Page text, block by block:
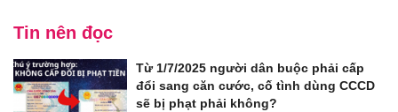
Tin nên đọc
Từ 1/7/2025 người dân buộc phải cấp
đổi sang căn cước, cố tình dùng CCCD
sẽ bị phạt phải không?